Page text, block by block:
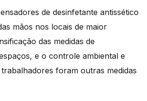
de desinfetante antissético
mãos nos locais de maior
das medidas de
e o controle ambiental e
foram outras medidas